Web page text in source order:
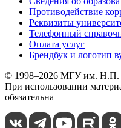
Противодействие
Реквизиты
Телефонный
Оплата услуг
Брендбук и логотип
© 1998–2026 МГУ им.
При использовании
обязательна